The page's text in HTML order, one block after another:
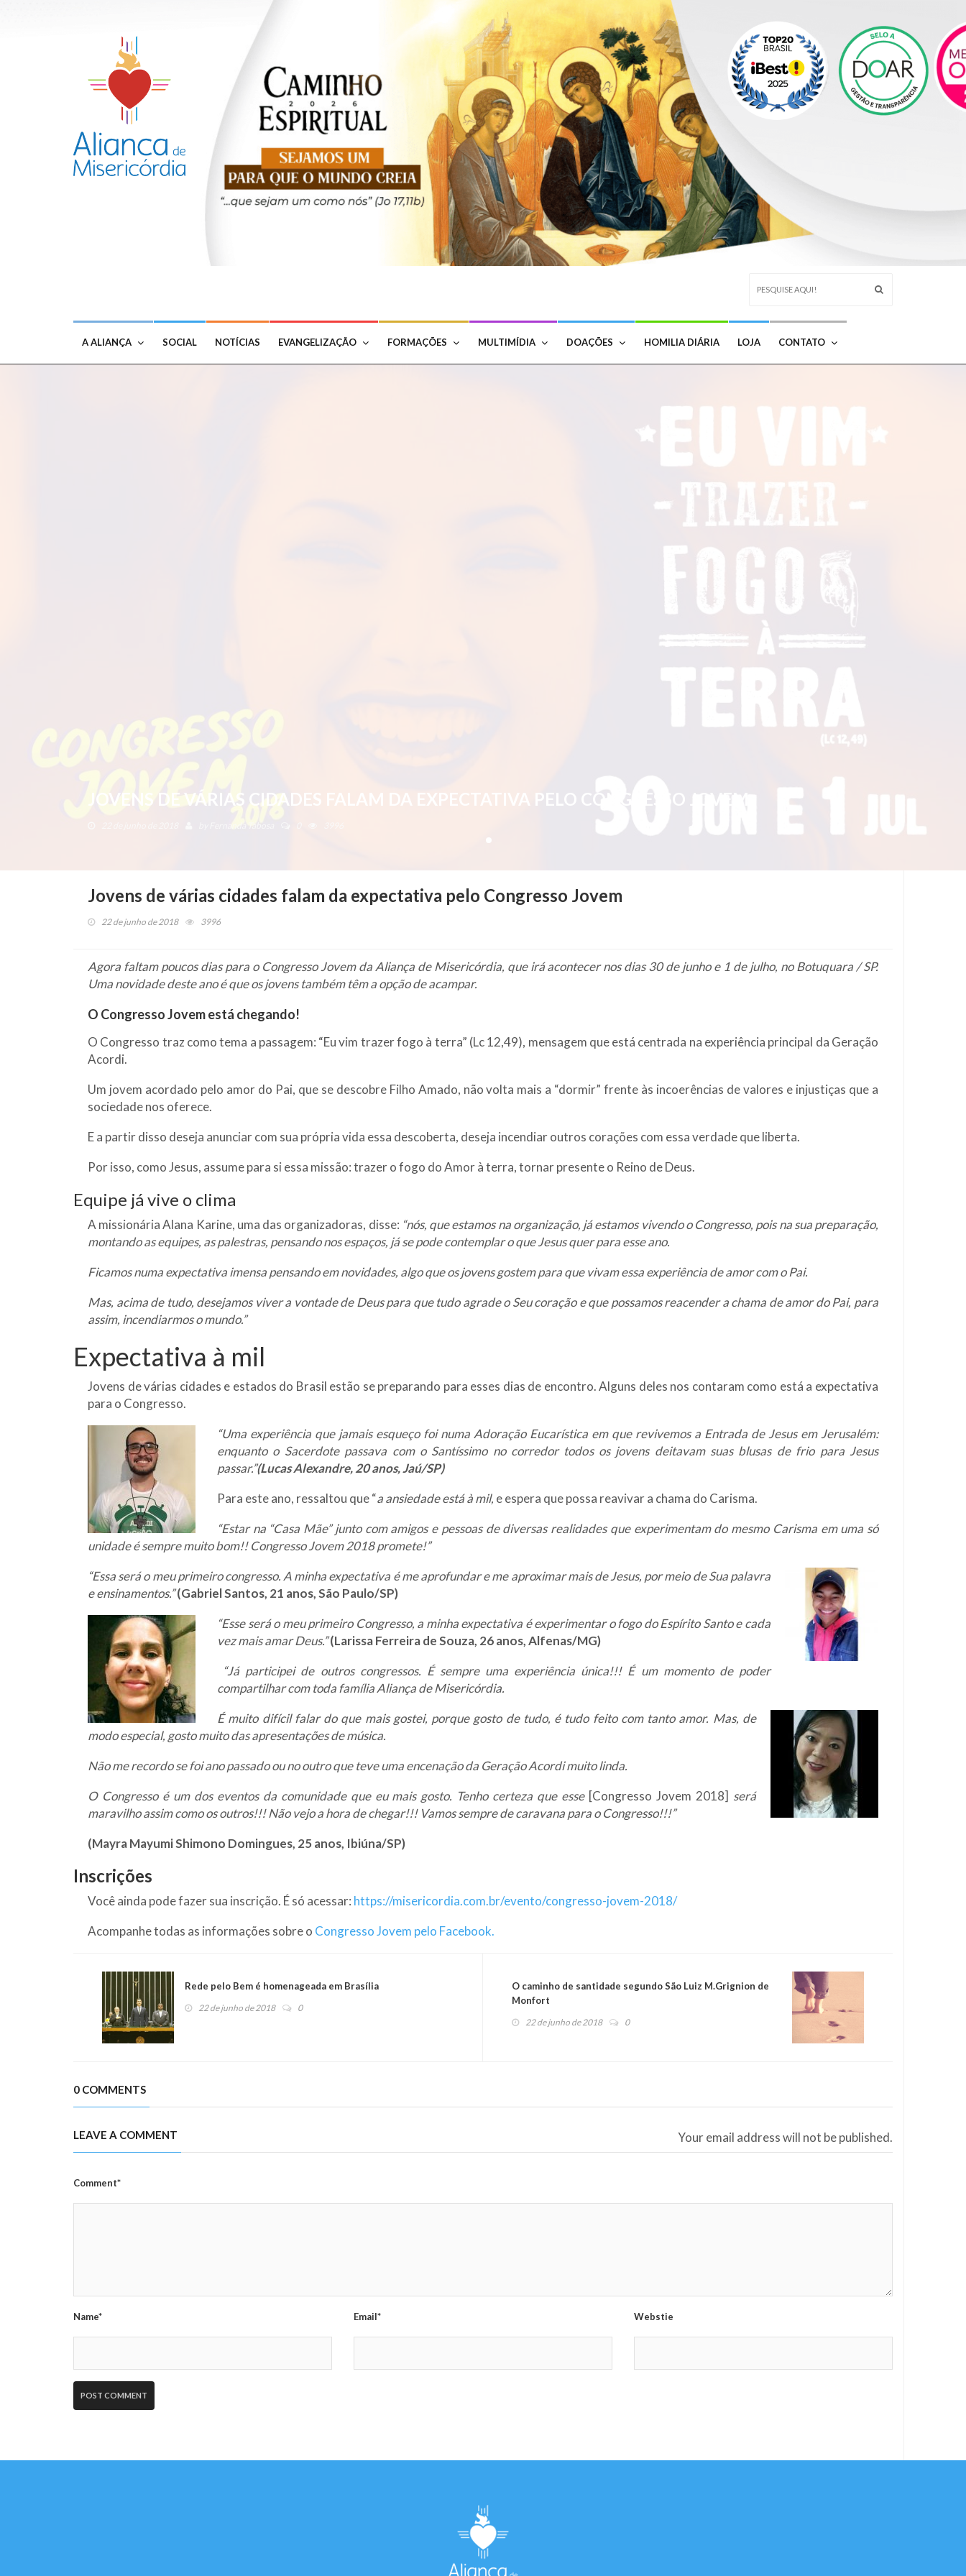
A ALIANÇA SOCIAL NOTÍCIAS EVANGELIZAÇÃO FORMAÇÕES MULTIMÍDIA DOAÇÕES HOMILIA DIÁRIA LOJA CONTATO
JOVENS DE VÁRIAS CIDADES FALAM DA EXPECTATIVA PELO CONGRESSO JOVEM
Jovens de várias cidades falam da expectativa pelo Congresso Jovem
22 de junho de 2018 3996
Agora faltam poucos dias para o Congresso Jovem da Aliança de Misericórdia, que irá acontecer nos dias 30 de junho e 1 de julho, no Botuquara / SP.
Uma novidade deste ano é que os jovens também têm a opção de acampar.
O Congresso Jovem está chegando!
O Congresso traz como tema a passagem: “Eu vim trazer fogo à terra” (Lc 12,49), mensagem que está centrada na experiência principal da Geração
Acordi.
Um jovem acordado pelo amor do Pai, que se descobre Filho Amado, não volta mais a “dormir” frente às incoerências de valores e injustiças que a
sociedade nos oferece.
E a partir disso deseja anunciar com sua própria vida essa descoberta, deseja incendiar outros corações com essa verdade que liberta.
Por isso, como Jesus, assume para si essa missão: trazer o fogo do Amor à terra, tornar presente o Reino de Deus.
Equipe já vive o clima
A missionária Alana Karine, uma das organizadoras, disse: “nós, que estamos na organização, já estamos vivendo o Congresso, pois na sua preparação,
montando as equipes, as palestras, pensando nos espaços, já se pode contemplar o que Jesus quer para esse ano.
Ficamos numa expectativa imensa pensando em novidades, algo que os jovens gostem para que vivam essa experiência de amor com o Pai.
Mas, acima de tudo, desejamos viver a vontade de Deus para que tudo agrade o Seu coração e que possamos reacender a chama de amor do Pai, para
assim, incendiarmos o mundo.”
Expectativa à mil
Jovens de várias cidades e estados do Brasil estão se preparando para esses dias de encontro. Alguns deles nos contaram como está a expectativa
para o Congresso.
“Uma experiência que jamais esqueço foi numa Adoração Eucarística em que revivemos a Entrada de Jesus em Jerusalém:
enquanto o Sacerdote passava com o Santíssimo no corredor todos os jovens deitavam suas blusas de frio para Jesus
passar.”(Lucas Alexandre, 20 anos, Jaú/SP)
Para este ano, ressaltou que “a ansiedade está à mil, e espera que possa reavivar a chama do Carisma.
“Estar na “Casa Mãe” junto com amigos e pessoas de diversas realidades que experimentam do mesmo Carisma em uma só
unidade é sempre muito bom!! Congresso Jovem 2018 promete!”
“Essa será o meu primeiro congresso. A minha expectativa é me aprofundar e me aproximar mais de Jesus, por meio de Sua palavra
e ensinamentos.”(Gabriel Santos, 21 anos, São Paulo/SP)
“Esse será o meu primeiro Congresso, a minha expectativa é experimentar o fogo do Espírito Santo e cada
vez mais amar Deus.”(Larissa Ferreira de Souza, 26 anos, Alfenas/MG)
“Já participei de outros congressos. É sempre uma experiência única!!! É um momento de poder
compartilhar com toda família Aliança de Misericórdia.
É muito difícil falar do que mais gostei, porque gosto de tudo, é tudo feito comtanto amor. Mas, de
modo especial, gosto muito das apresentações de música.
Não me recordo se foi ano passado ou no outro que teve uma encenação da Geração Acordi muito linda.
O Congresso é um dos eventos da comunidade que eu mais gosto. Tenho certeza que esse [Congresso Jovem 2018] será
maravilho assim como os outros!!! Não vejo a hora de chegar!!! Vamos sempre de caravana para o Congresso!!!”
(Mayra Mayumi Shimono Domingues, 25 anos, Ibiúna/SP)
Inscrições
Você ainda pode fazer sua inscrição. É só acessar: https://misericordia.com.br/evento/congresso-jovem-2018/
Acompanhe todas as informações sobre o Congresso Jovem pelo Facebook.
Rede pelo Bem é homenageada em Brasília
22 de junho de 2018 0
O caminho de santidade segundo São Luiz M.Grignion de
Monfort
22 de junho de 2018 0
0 COMMENTS
LEAVE A COMMENT Your email address will not be published.
Comment*
Name* Email* Webstie